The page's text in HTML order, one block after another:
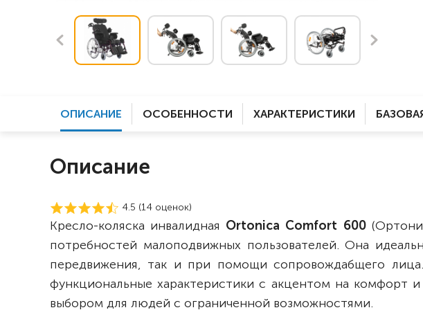
Скутеры
колясок
Кровати
Ванна для
Для бассейна
Для ванны
Для дома
ОПИСАНИЕ ОСОБЕННОСТИ ХАРАКТЕРИСТИКИ
Описание
4.5 (14 оценок)
Кресло-коляска инвалидная Ortonica Comfort 600
потребностей малоподвижных пользователей. Она
передвижения, так и при помощи сопровождабщего
функциональные характеристики с акцентом на комфорт
выбором для людей с ограниченной возможностями.